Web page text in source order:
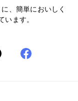
、簡単においしく
ます。